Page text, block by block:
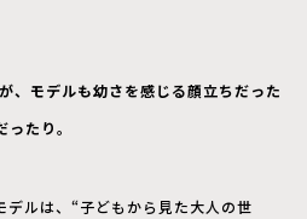
、モデルも幼さを感じる顔立ちだった
たり。
デルは、“子どもから見た大人の世